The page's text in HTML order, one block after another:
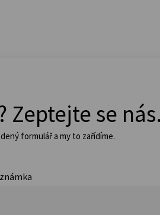
Zeptejte se
formulář a my to zařídíme.